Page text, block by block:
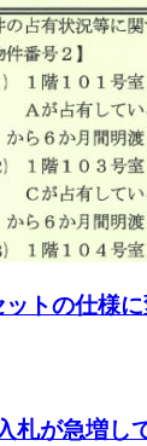
トの仕様
札が急増し